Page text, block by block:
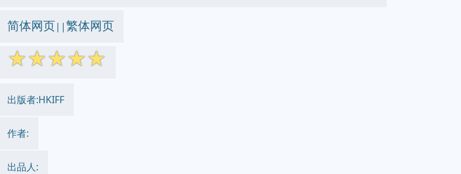
简体网页||繁体网页
☆☆☆☆☆
出版者:HKIFF
作者:
出品人: